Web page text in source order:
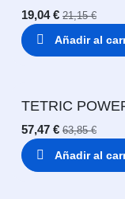
19,04€ 21,15€
Añadir al
TETRIC
57,47 € 63,85€
Añadir al